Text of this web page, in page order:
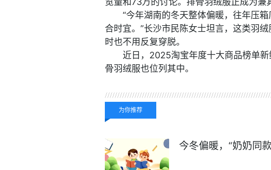
“今年湖南的冬天整体偏暖，往年压
合时宜。”长沙市民陈女士坦言，这类羽
时也不用反复穿脱。
近日，2025淘宝年度十大商品榜单
骨羽绒服也位列其中。
为你推荐
今冬偏暖，“奶奶同